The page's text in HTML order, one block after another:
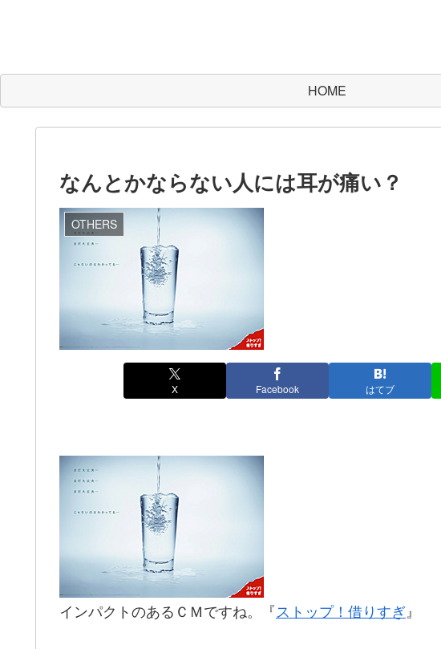
HOME
なんとかならない人には耳が痛い？
OTHERS
X Facebook はてブ
インパクトのあるＣＭですね。『ストップ！借りすぎ 』